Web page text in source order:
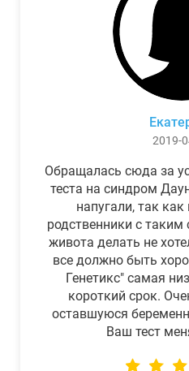
2019-
Обращалась сюда за
теста на синдром
напугали, так
родственники с
живота делать не
все должно быть
Генетикс" самая
короткий срок.
оставшуюся
Ваш тест